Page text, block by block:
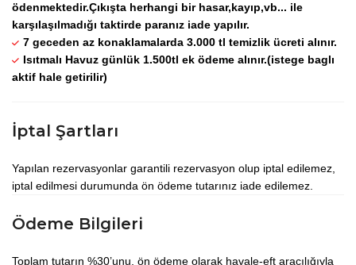
ödenmektedir.Çıkışta herhangi bir hasar,kayıp,vb... ile
karşılaşılmadığı taktirde paranız iade yapılır.
7 geceden az konaklamalarda 3.000 tl temizlik ücreti alınır.
Isıtmalı Havuz günlük 1.500tl ek ödeme alınır.(istege baglı
aktif hale getirilir)
İptal Şartları
Yapılan rezervasyonlar garantili rezervasyon olup iptal edilemez,
iptal edilmesi durumunda ön ödeme tutarınız iade edilemez.
Ödeme Bilgileri
Toplam tutarın %30’unu, ön ödeme olarak havale-eft aracılığıyla